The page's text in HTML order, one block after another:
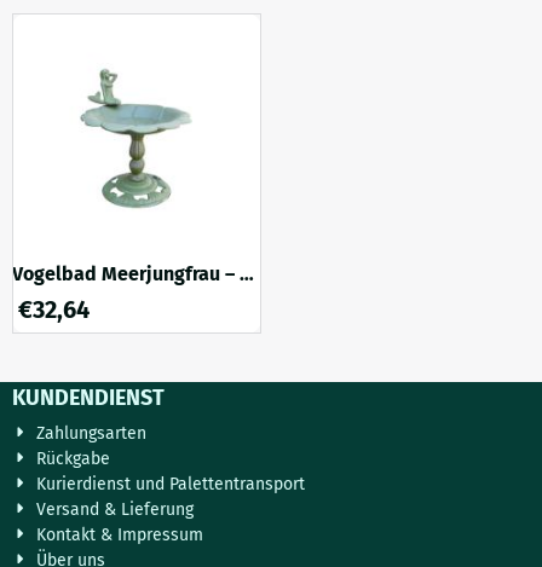
hat die Form einer anmutigen
und natürliches Aussehen
verleiht. Sie kann mit Wasser
oder Vogelfutter gefüll...
Vogelbad Meerjungfrau – 24
cm – Antikgrün – Gusseisen
€32,64
KUNDENDIENST
Zahlungsarten
Rückgabe
Kurierdienst und Palettentransport
Versand & Lieferung
Kontakt & Impressum
Über uns